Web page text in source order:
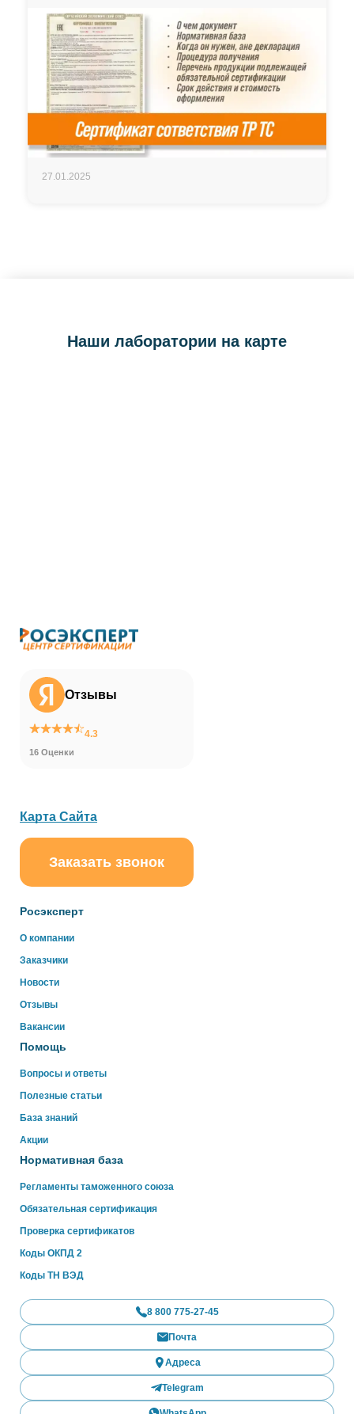
27.01.2025
Наши лаборатории на карте
Отзывы
4.3
16 Оценки
Росэксперт
О компании
Заказчики
Новости
Отзывы
Вакансии
Помощь
Вопросы и ответы
Полезные статьи
База знаний
Акции
Нормативная база
Регламенты таможенного союза
Обязательная сертификация
Проверка сертификатов
Коды ОКПД 2
Коды ТН ВЭД
Карта Сайта
Заказать звонок
8 800 775-27-45
Почта
Адреса
Telegram
online
Здравствуйте!
Свяжитесь с нами через WhatsApp нажав на кнопку